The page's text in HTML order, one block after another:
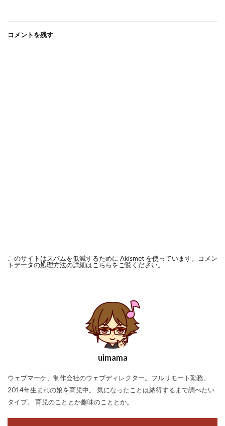
コメントを残す
このサイトはスパムを低減するために Akismet を使っています。
コメン
トデータの処理方法の詳細はこちらをご覧ください。
uimama
ウェブマーケ、制作会社のウェブディレクター。フルリモート勤務。
2014年生まれの娘を育児中。 気になったことは納得するまで調べたい
タイプ。 育児のこととか趣味のこととか。